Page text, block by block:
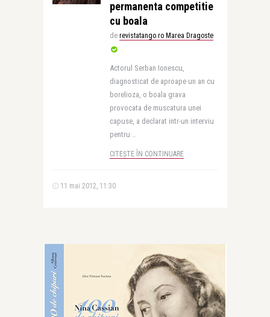
permanenta competitie
cu boala
de revistatango.ro Marea Dragoste
Actorul Serban Ionescu,
diagnosticat de aproape un an cu
borelioza, o boala grava
provocata de muscatura unei
capuse, a declarat intr-un interviu
pentru ..
CITEȘTE ÎN CONTINUARE
11 mai 2012, 11:30